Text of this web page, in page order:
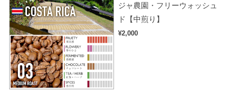
ジャ農園・フリーウォッシュ
ド【中煎り】
¥2,000